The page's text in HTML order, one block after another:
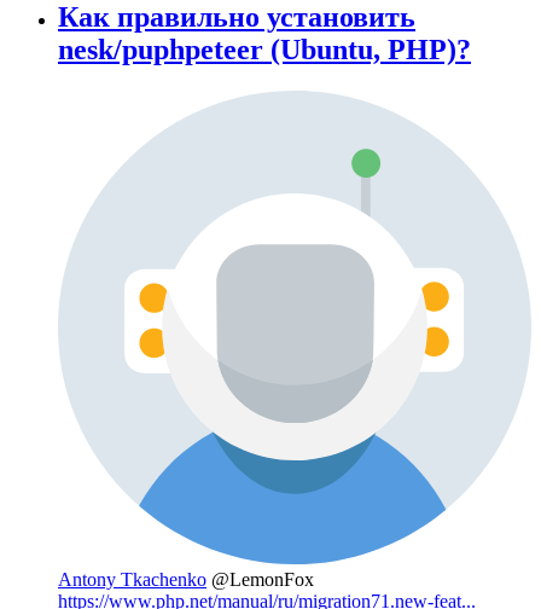
Как правильно установить
nesk/puphpeteer (Ubuntu, PHP)?
Antony Tkachenko @LemonFox
https://www.php.net/manual/ru/migration71.new-feat...